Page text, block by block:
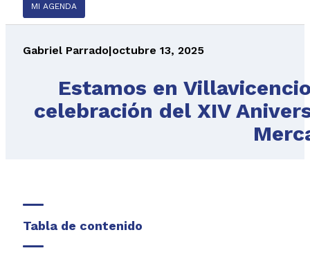
MI AGENDA
Gabriel Parrado|octubre 13, 2025
Estamos en
celebración del XIV
Tabla de contenido